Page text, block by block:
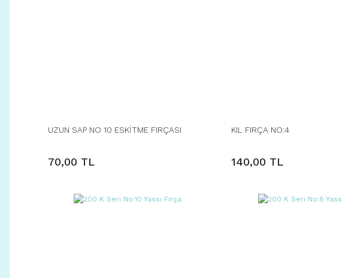
UZUN SAP NO 10 ESKİTME FIRÇASI
70,00 TL
KIL FIRÇA NO:4
140,00 TL